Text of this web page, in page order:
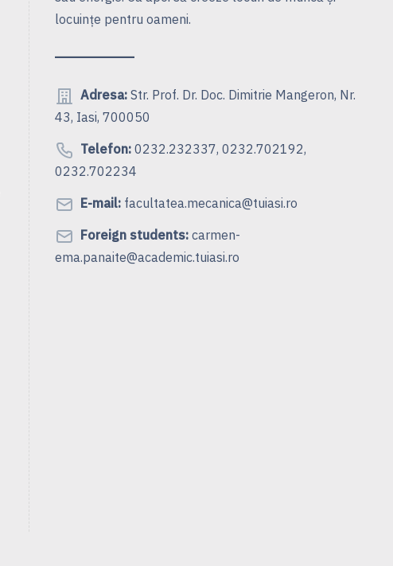
locuinţe pentru oameni.
Adresa:Str. Prof. Dr. Doc. Dimitrie Mangeron, Nr.
43, Iasi, 700050
Telefon:0232.232337, 0232.702192,
0232.702234
E-mail:facultatea.mecanica@tuiasi.ro
Foreign students:carmen-
ema.panaite@academic.tuiasi.ro